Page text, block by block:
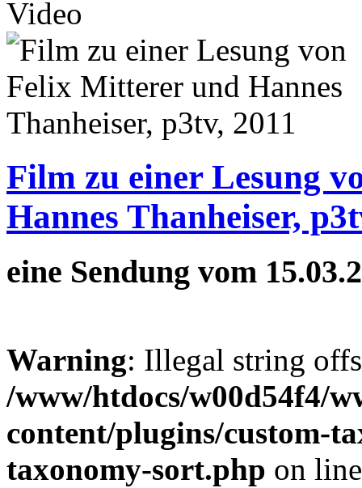
Film zu einer Lesung
Hannes Thanheiser,
eine Sendung vom
Warning: Illegal string
/www/htdocs/w00d54f4/
content/plugins/custom-
taxonomy-sort.php on